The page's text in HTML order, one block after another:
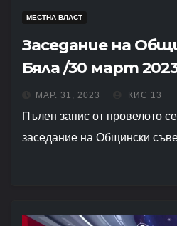
МЕСТНА ВЛАСТ
Заседание на
Бяла /30 март
МАР. 31, 2023 КИС 13
Пълен запис от провелото
заседание на Общински